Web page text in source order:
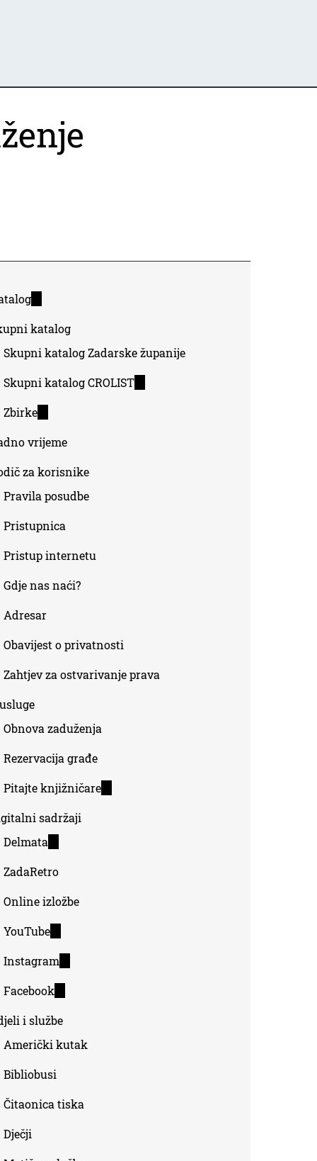
(link
external)
katalog
Skupni katalog Zadarske županije
Skupni katalog CROLIST(link
Zbirke(link
external)
vrijeme
za korisnike
Pravila posudbe
Pristupnica
Pristup internetu
Gdje nas naći?
Adresar
Obavijest o privatnosti
Zahtjev za ostvarivanje prava
Obnova zaduženja
Rezervacija građe
Pitajte knjižničare(link
sadržaji
Delmata
external)
ZadaRetro
Online izložbe
YouTube(link
external)
Instagram(link
external)
Facebook
external)
i službe
Američki kutak
Bibliobusi
Čitaonica tiska
Dječji